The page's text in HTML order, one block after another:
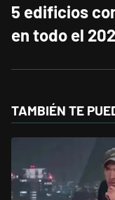
5 edificios
en todo el
TAMBIÉN TE